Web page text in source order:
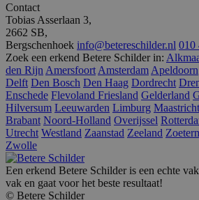
Contact
Tobias Asserlaan 3,
2662 SB,
Bergschenhoek info@betereschilder.nl 010
Zoek een erkend Betere Schilder in:
den Rijn Amersfoort Amsterdam Apeldoorn
Delft Den Bosch Den Haag Dordrecht
Enschede Flevoland Friesland Gelderland
Hilversum Leeuwarden Limburg Maastricht
Brabant Noord-Holland Overijssel
Utrecht Westland Zaanstad Zeeland
Zwolle
Een erkend Betere Schilder is een echte
vak en gaat voor het beste resultaat!
© Betere Schilder
PHPSESSID
PHP.net